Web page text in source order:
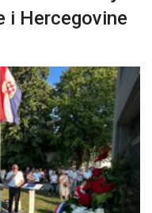
i Hercegovine